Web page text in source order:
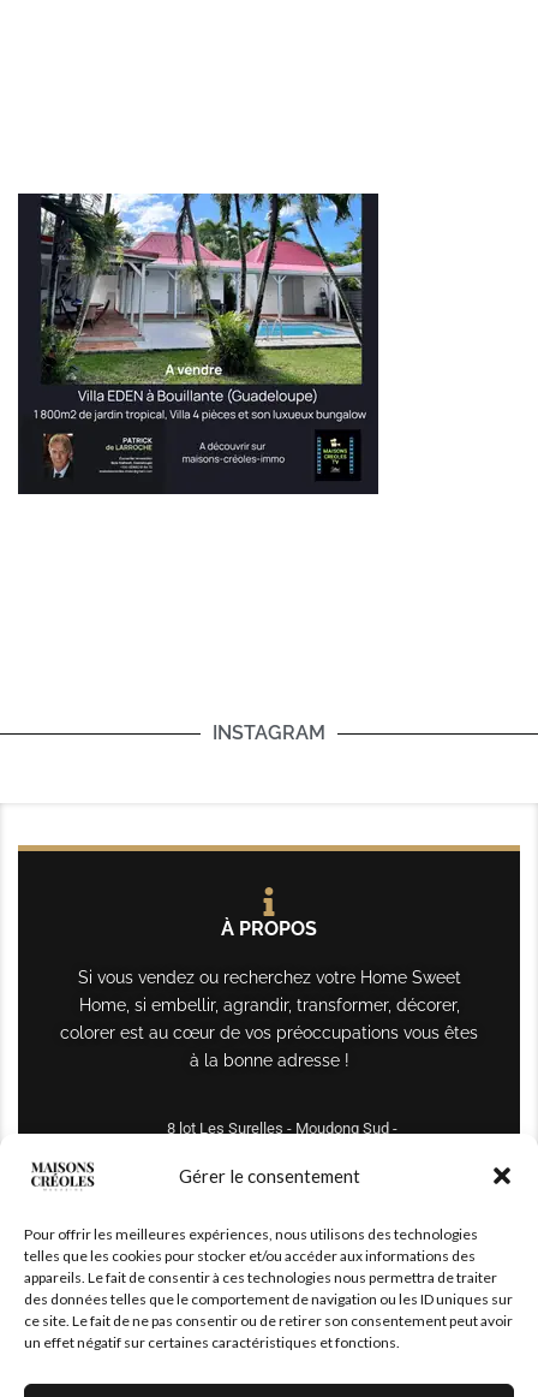
Gérer le consentement
Pour offrir les meilleures expériences, nous utilisons des technologies
telles que les cookies pour stocker et/ou accéder aux informations des
appareils. Le fait de consentir à ces technologies nous permettra de traiter
des données telles que le comportement de navigation ou les ID uniques sur
ce site. Le fait de ne pas consentir ou de retirer son consentement peut avoir
un effet négatif sur certaines caractéristiques et fonctions.
INSTAGRAM
À PROPOS
Si vous vendez ou recherchez votre Home Sweet
Home, si embellir, agrandir, transformer, décorer,
colorer est au cœur de vos préoccupations vous êtes
à la bonne adresse !
8 lot Les Surelles - Moudong Sud -
maisonscreoles.immo@gmail.com